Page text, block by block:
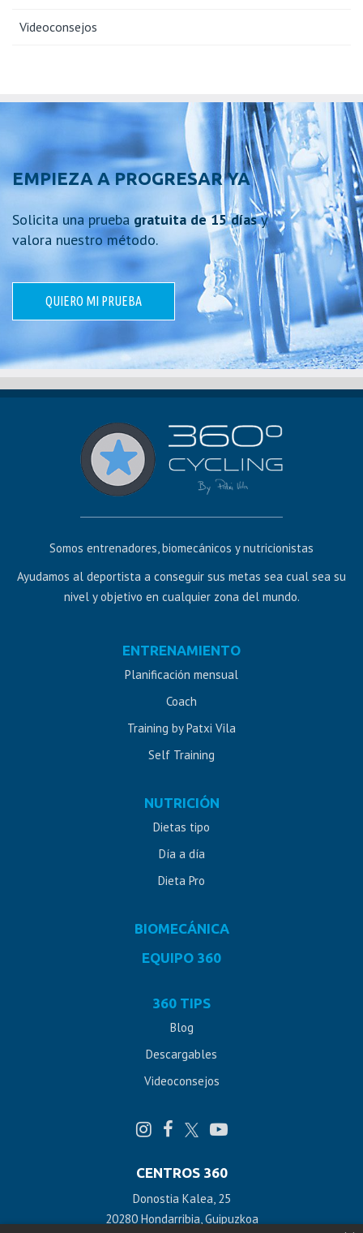
Videoconsejos
EMPIEZA A PROGRESAR YA
Solicita una prueba gratuita de 15 díasy
valora nuestro método.
QUIERO MI PRUEBA
Somos entrenadores, biomecánicos y nutricionistas
Ayudamos al deportista a conseguir sus metas sea cual sea su
nivel y objetivo en cualquier zona del mundo.
Diseño
web
ENTRENAMIENTO
Planificación mensual
Coach
Training by Patxi Vila
Self Training
NUTRICIÓN
Dietas tipo
Día a día
Dieta Pro
BIOMECÁNICA
EQUIPO 360
360 TIPS
Blog
Descargables
Videoconsejos
CENTROS 360
Donostia Kalea, 25
20280 Hondarribia, Guipuzkoa